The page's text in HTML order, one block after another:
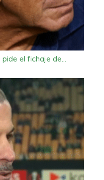
pide el fichaje de…